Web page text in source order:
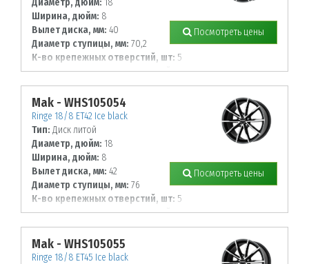
Ширина, дюйм: 8
Вылет диска, мм: 40
Диаметр ступицы, мм: 70,2
К-во крепежных отверстий, шт: 5
Диаметр располож. отверстий, мм:
115
Посмотреть цены
Mak - WHS105054
Ringe 18/8 ET42 Ice black
Тип: Диск литой
Диаметр, дюйм: 18
Ширина, дюйм: 8
Вылет диска, мм: 42
Диаметр ступицы, мм: 76
К-во крепежных отверстий, шт: 5
Диаметр располож. отверстий, мм:
112
Посмотреть цены
Mak - WHS105055
Ringe 18/8 ET45 Ice black